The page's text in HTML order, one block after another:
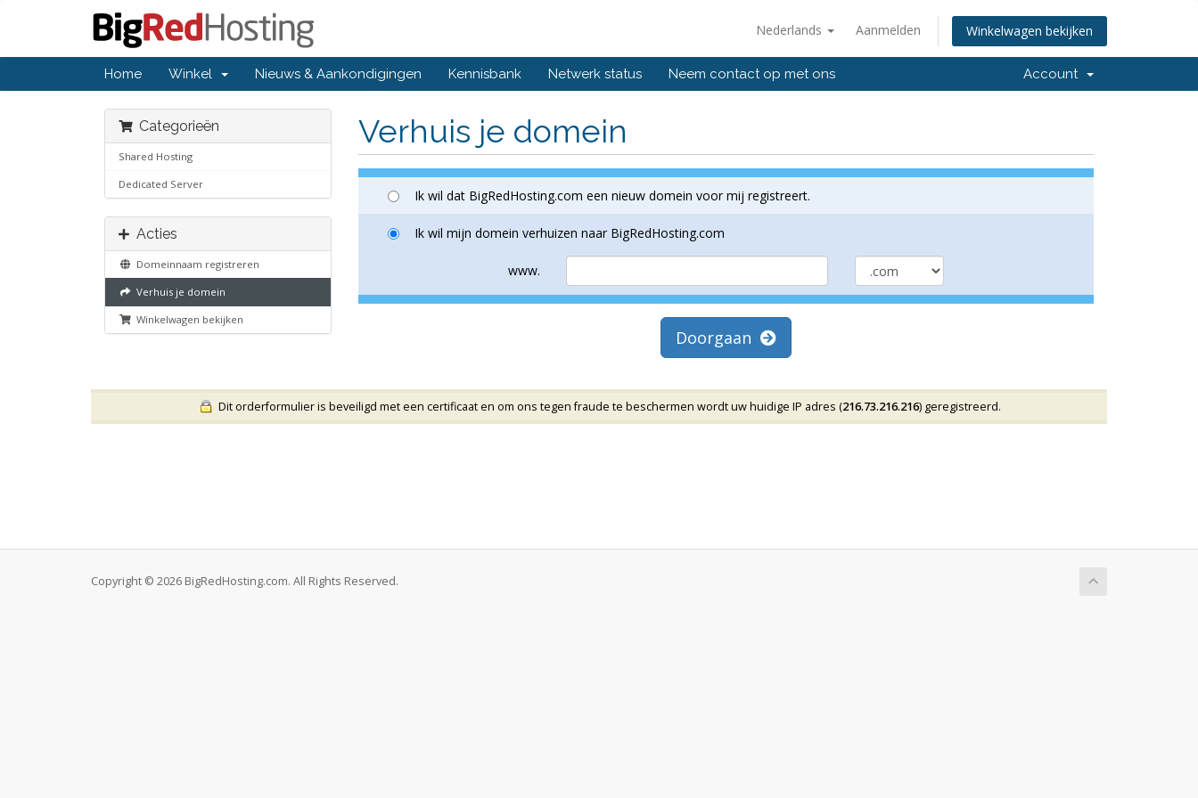
Nederlands Aanmelden Winkelwagen bekijken
Home Winkel Nieuws & Aankondigingen Kennisbank Netwerk status Neem contact op met ons Account
Verhuis je domein
Categorieën
Shared Hosting
Dedicated Server
Acties
Domeinnaam registreren
Verhuis je domein
Winkelwagen bekijken
Ik wil dat BigRedHosting.com een nieuw domein voor mij registreert.
Ik wil mijn domein verhuizen naar BigRedHosting.com
www.
Doorgaan
Dit orderformulier is beveiligd met een certificaat en om ons tegen fraude te beschermen wordt uw huidige IP adres (216.73.216.216) geregistreerd.
Copyright © 2026 BigRedHosting.com. All Rights Reserved.